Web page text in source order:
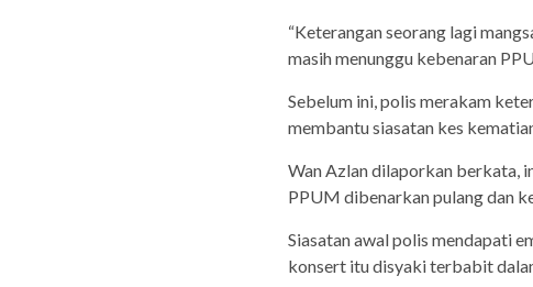
“Keterangan seorang lagi
masih menunggu kebenaran
Sebelum ini, polis merakam
membantu siasatan kes
Wan Azlan dilaporkan berkata,
PPUM dibenarkan pulang dan
Siasatan awal polis mendapati
konsert itu disyaki terbabit